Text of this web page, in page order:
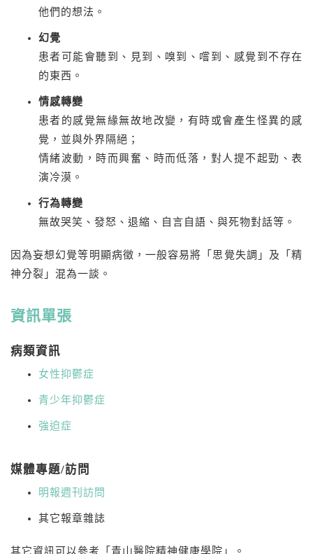
他們的想法。
幻覺
患者可能會聽到、見到、嗅到、嚐到、感覺到不存在
的東西。
情感轉變
患者的感覺無緣無故地改變，有時或會產生怪異的感
覺，並與外界隔絕；
情緒波動，時而興奮、時而低落，對人提不起勁、表
演冷漠。
行為轉變
無故哭笑、發怒、退縮、自言自語、與死物對話等。
因為妄想幻覺等明顯病徵，一般容易將「思覺失調」及「精
神分裂」混為一談。
資訊單張
病類資訊
女性抑鬱症
青少年抑鬱症
強迫症
媒體專題/訪問
明報週刊訪問
其它報章雜誌
其它資訊可以參考「青山醫院精神健康學院」。